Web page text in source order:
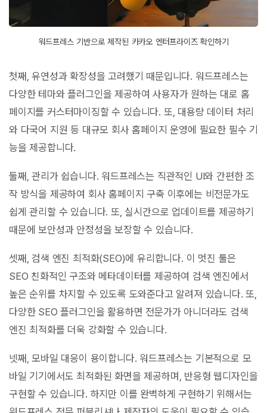
워드프레스 기반으로 제작된 카카오 엔터프라이즈 확인하기
첫째, 유연성과 확장성을 고려했기 때문입니다. 워드프레스는
다양한 테마와 플러그인을 제공하여 사용자가 원하는 대로 홈
페이지를 커스터마이징할 수 있습니다. 또, 대용량 데이터 처리
와 다국어 지원 등 대규모 회사 홈페이지 운영에 필요한 필수 기
능을 제공합니다.
둘째, 관리가 쉽습니다. 워드프레스는 직관적인 UI와 간편한 조
작 방식을 제공하여 회사 홈페이지 구축 이후에는 비전문가도
쉽게 관리할 수 있습니다. 또, 실시간으로 업데이트를 제공하기
때문에 보안성과 안정성을 보장할 수 있습니다.
셋째, 검색 엔진 최적화(SEO)에 유리합니다. 이 멋진 툴은
SEO 친화적인 구조와 메타데이터를 제공하여 검색 엔진에서
높은 순위를 차지할 수 있도록 도와준다고 알려져 있습니다. 또,
다양한 SEO 플러그인을 활용하면 전문가가 아니더라도 검색
엔진 최적화를 더욱 강화할 수 있습니다.
넷째, 모바일 대응이 용이합니다. 워드프레스는 기본적으로 모
바일 기기에서도 최적화된 화면을 제공하며, 반응형 웹디자인을
구현할 수 있습니다. 하지만 이를 완벽하게 구현하기 위해서는